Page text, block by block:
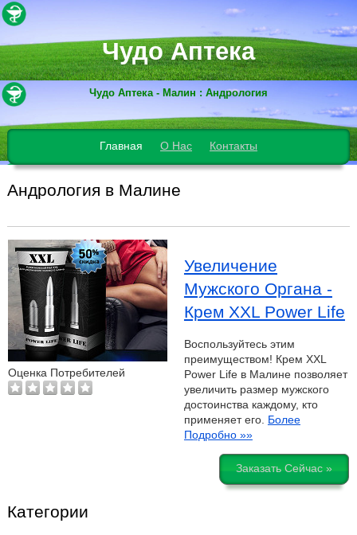
Чудо Аптека
Чудо Аптека - Малин : Андрология
Главная О Нас Контакты
Андрология в Малине
Оценка Потребителей
Увеличение
Мужского Органа -
Крем XXL Power Life
Воспользуйтесь этим
преимуществом! Крем XXL
Power Life в Малине позволяет
увеличить размер мужского
достоинства каждому, кто
применяет его. Более
Подробно »»
Заказать Сейчас »
Категории